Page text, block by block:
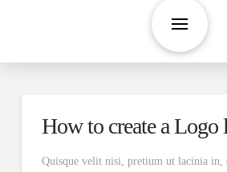
How to create a Logo
Quisque velit nisi, pretium ut lacinia in,